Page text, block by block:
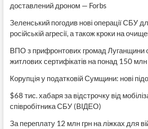
доставлений дроном — Forbs
Зеленський погодив нові операції СБУ
російській агресії, а також кроки на
ВПО з прифронтових громад Луганщини
житлових сертифікатів на понад 150
Корупція у податковій Сумщини: нові
$68 тис. хабаря за відстрочку від
співробітника СБУ (ВІДЕО)
За переплату 12 млн грн на ліжках для